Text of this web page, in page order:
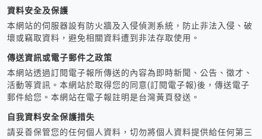
資料安全及保護
本網站的伺服器設有防火牆及入侵偵測系統，防止非法入侵、破
壞或竊取資料，避免相關資料遭到非法存取使用。
傳送資訊或電子郵件之政策
本網站透過訂閱電子報所傳送的內容為即時新聞、公告、徵才、
活動等資訊。本網站於取得您的同意(訂閱電子報)後，傳送電子
郵件給您。本網站在電子報註明是台灣黃頁發送。
自我資料安全保護措失
請妥善保管您的任何個人資料，切勿將個人資料提供給任何第三